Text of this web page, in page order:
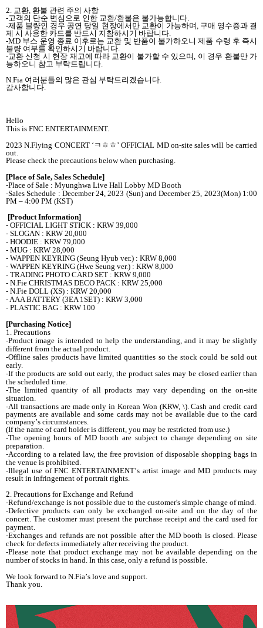
2. 교환, 환불 관련 주의 사항
-고객의 단순 변심으로 인한 교환/환불은 불가능합니다.
-제품 불량인 경우 공연 당일 현장에서만 교환이 가능하며, 구매 영수증과 결
제 시 사용한 카드를 반드시 지참하시기 바랍니다.
-MD 부스 운영 종료 이후로는 교환 및 반품이 불가하오니 제품 수령 후 즉시
불량 여부를 확인하시기 바랍니다.
-교환 신청 시 현장 재고에 따라 교환이 불가할 수 있으며, 이 경우 환불만 가
능하오니 참고 부탁드립니다.
N.Fia 여러분들의 많은 관심 부탁드리겠습니다.
감사합니다.
Hello
This is FNC ENTERTAINMENT.
2023 N.Flying CONCERT ‘ ㅋㅎㅎ ’ OFFICIAL MD on-site sales will be carried
out.
Please check the precautions below when purchasing.
[Place of Sale, Sales Schedule]
-Place of Sale : Myunghwa Live Hall Lobby MD Booth
-Sales Schedule : December 24, 2023 (Sun) and December 25, 2023(Mon) 1:00
PM – 4:00 PM (KST)
[Product Information]
- OFFICIAL LIGHT STICK : KRW 39,000
- SLOGAN : KRW 20,000
- HOODIE : KRW 79,000
- MUG : KRW 28,000
- WAPPEN KEYRING (Seung Hyub ver.) : KRW 8,000
- WAPPEN KEYRING (Hwe Seung ver.) : KRW 8,000
- TRADING PHOTO CARD SET : KRW 9,000
- N.Fie CHRISTMAS DECO PACK : KRW 25,000
- N.Fie DOLL (XS) : KRW 20,000
- AAA BATTERY (3EA 1SET) : KRW 3,000
- PLASTIC BAG : KRW 100
[Purchasing Notice]
1. Precautions
-Product image is intended to help the understanding, and it may be slightly
different from the actual product.
-Offline sales products have limited quantities so the stock could be sold out
early.
-If the products are sold out early, the product sales may be closed earlier than
the scheduled time.
-The limited quantity of all products may vary depending on the on-site
situation.
-All transactions are made only in Korean Won (KRW, \). Cash and credit card
payments are available and some cards may not be available due to the card
company’s circumstances.
(If the name of card holder is different, you may be restricted from use.)
-The opening hours of MD booth are subject to change depending on site
preparation.
-According to a related law, the free provision of disposable shopping bags in
the venue is prohibited.
-Illegal use of FNC ENTERTAINMENT’s artist image and MD products may
result in infringement of portrait rights.
2. Precautions for Exchange and Refund
-Refund/exchange is not possible due to the customer's simple change of mind.
-Defective products can only be exchanged on-site and on the day of the
concert. The customer must present the purchase receipt and the card used for
payment.
-Exchanges and refunds are not possible after the MD booth is closed. Please
check for defects immediately after receiving the product.
-Please note that product exchange may not be available depending on the
number of stocks in hand. In this case, only a refund is possible.
We look forward to N.Fia’s love and support.
Thank you.